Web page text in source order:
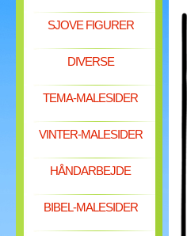
SJOVE FIGURER
DIVERSE
TEMA-MALESIDER
VINTER-MALESIDER
HÅNDARBEJDE
BIBEL-MALESIDER